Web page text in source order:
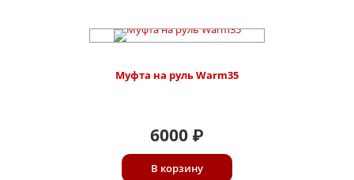
Муфта на руль Warm35
6000 ₽
В корзину